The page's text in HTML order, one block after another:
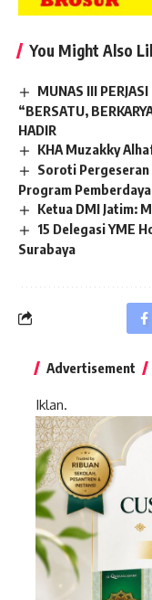
You Might Also
MUNAS III
“BERSATU,
HADIR
KHA Muzakky
Soroti
Program
Ketua DMI Jatim:
15 Delegasi YME
Surabaya
Advertisement
Iklan.